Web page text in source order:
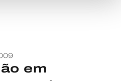
em